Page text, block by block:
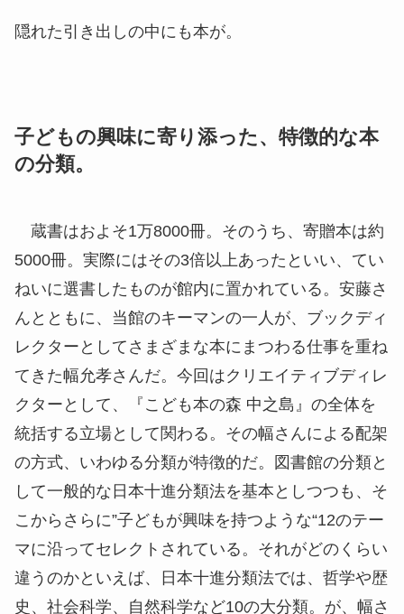
隠れた引き出しの中にも本が。
子どもの興味に寄り添った、特徴的な本
の分類。
蔵書はおよそ1万8000冊。そのうち、寄贈本は約
5000冊。実際にはその3倍以上あったといい、てい
ねいに選書したものが館内に置かれている。安藤さ
んとともに、当館のキーマンの一人が、ブックディ
レクターとしてさまざまな本にまつわる仕事を重ね
てきた幅允孝さんだ。今回はクリエイティブディレ
クターとして、『こども本の森 中之島』の全体を
統括する立場として関わる。その幅さんによる配架
の方式、いわゆる分類が特徴的だ。図書館の分類と
して一般的な日本十進分類法を基本としつつも、そ
こからさらに”子どもが興味を持つような“12のテー
マに沿ってセレクトされている。それがどのくらい
違うのかといえば、日本十進分類法では、哲学や歴
史、社会科学、自然科学など10の大分類。が、幅さ